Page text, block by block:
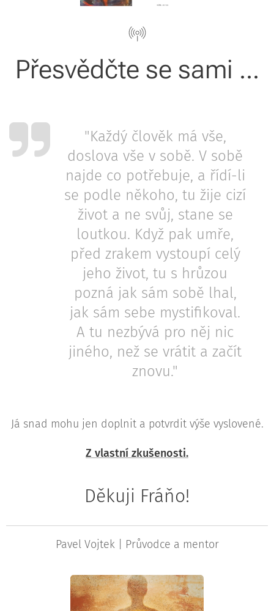
Přesvědčte se sami ...
"Každý člověk má vše,
doslova vše v sobě. V sobě
najde co potřebuje, a řídí-li
se podle někoho, tu žije cizí
život a ne svůj, stane se
loutkou. Když pak umře,
před zrakem vystoupí celý
jeho život, tu s hrůzou
pozná jak sám sobě lhal,
jak sám sebe mystifikoval.
A tu nezbývá pro něj nic
jiného, než se vrátit a začít
znovu."
Já snad mohu jen doplnit a potvrdit výše vyslovené.
Z vlastní zkušenosti.
Děkuji Fráňo!
Pavel Vojtek | Průvodce a mentor